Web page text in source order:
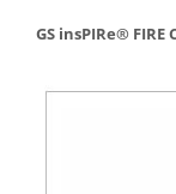
GS insPIRe® FIRE